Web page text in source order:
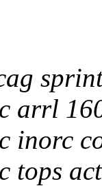
arrl
inorc
tops